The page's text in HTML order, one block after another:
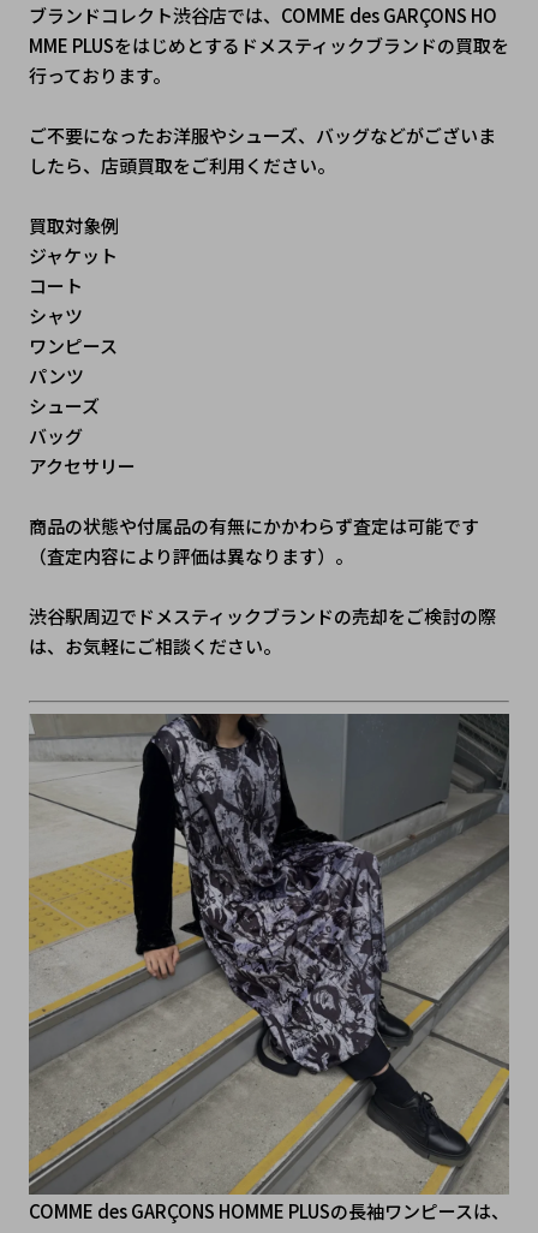
ブランドコレクト渋谷店では、COMME des GARÇONS HO
MME PLUSをはじめとするドメスティックブランドの買取を
行っております。
ご不要になったお洋服やシューズ、バッグなどがございま
したら、店頭買取をご利用ください。
買取対象例
ジャケット
コート
シャツ
ワンピース
パンツ
シューズ
バッグ
アクセサリー
商品の状態や付属品の有無にかかわらず査定は可能です
（査定内容により評価は異なります）。
渋谷駅周辺でドメスティックブランドの売却をご検討の際
は、お気軽にご相談ください。
COMME des GARÇONS HOMME PLUSの長袖ワンピースは、